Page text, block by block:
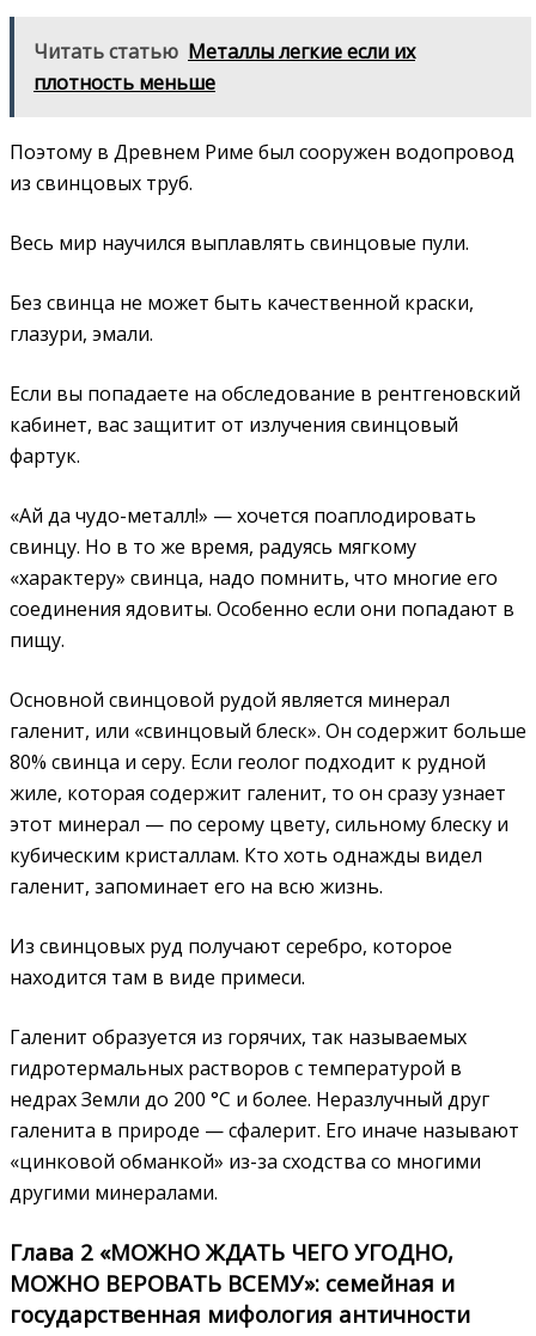
Читать статью Металлы легкие если их
плотность меньше
Поэтому в Древнем Риме был сооружен водопровод
из свинцовых труб.
Весь мир научился выплавлять свинцовые пули.
Без свинца не может быть качественной краски,
глазури, эмали.
Если вы попадаете на обследование в рентгеновский
кабинет, вас защитит от излучения свинцовый
фартук.
«Ай да чудо-металл!» — хочется поаплодировать
свинцу. Но в то же время, радуясь мягкому
«характеру» свинца, надо помнить, что многие его
соединения ядовиты. Особенно если они попадают в
пищу.
Основной свинцовой рудой является минерал
галенит, или «свинцовый блеск». Он содержит больше
80% свинца и серу. Если геолог подходит к рудной
жиле, которая содержит галенит, то он сразу узнает
этот минерал — по серому цвету, сильному блеску и
кубическим кристаллам. Кто хоть однажды видел
галенит, запоминает его на всю жизнь.
Из свинцовых руд получают серебро, которое
находится там в виде примеси.
Галенит образуется из горячих, так называемых
гидротермальных растворов с температурой в
недрах Земли до 200 °С и более. Неразлучный друг
галенита в природе — сфалерит. Его иначе называют
«цинковой обманкой» из-за сходства со многими
другими минералами.
Глава 2 «МОЖНО ЖДАТЬ ЧЕГО УГОДНО,
МОЖНО ВЕРОВАТЬ ВСЕМУ»: семейная и
государственная мифология античности